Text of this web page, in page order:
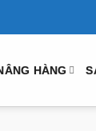
HÀNG